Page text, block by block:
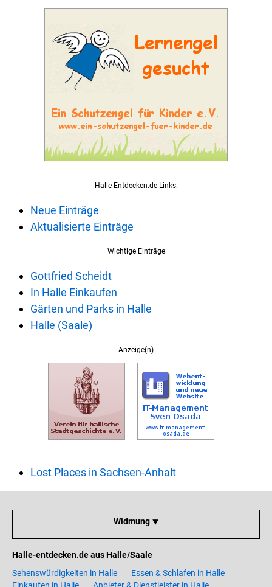
Halle-Entdecken.de Links:
Neue Einträge
Aktualisierte Einträge
Wichtige Einträge
Gottfried Scheidt
In Halle Einkaufen
Gärten und Parks in Halle
Halle (Saale)
Anzeige(n)
Lost Places in Sachsen-Anhalt
Widmung ⯆
Halle-entdecken.de aus Halle/Saale
Sehenswürdigkeiten in Halle
Essen & Schlafen in Halle
Einkaufen in Halle
Anbieter & Dienstleister in Halle